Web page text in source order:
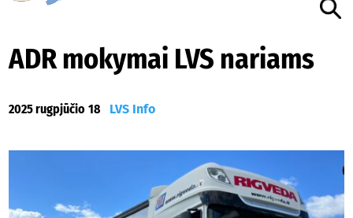
ADR mokymai LVS nariams
2025 rugpjūčio 18 LVS Info